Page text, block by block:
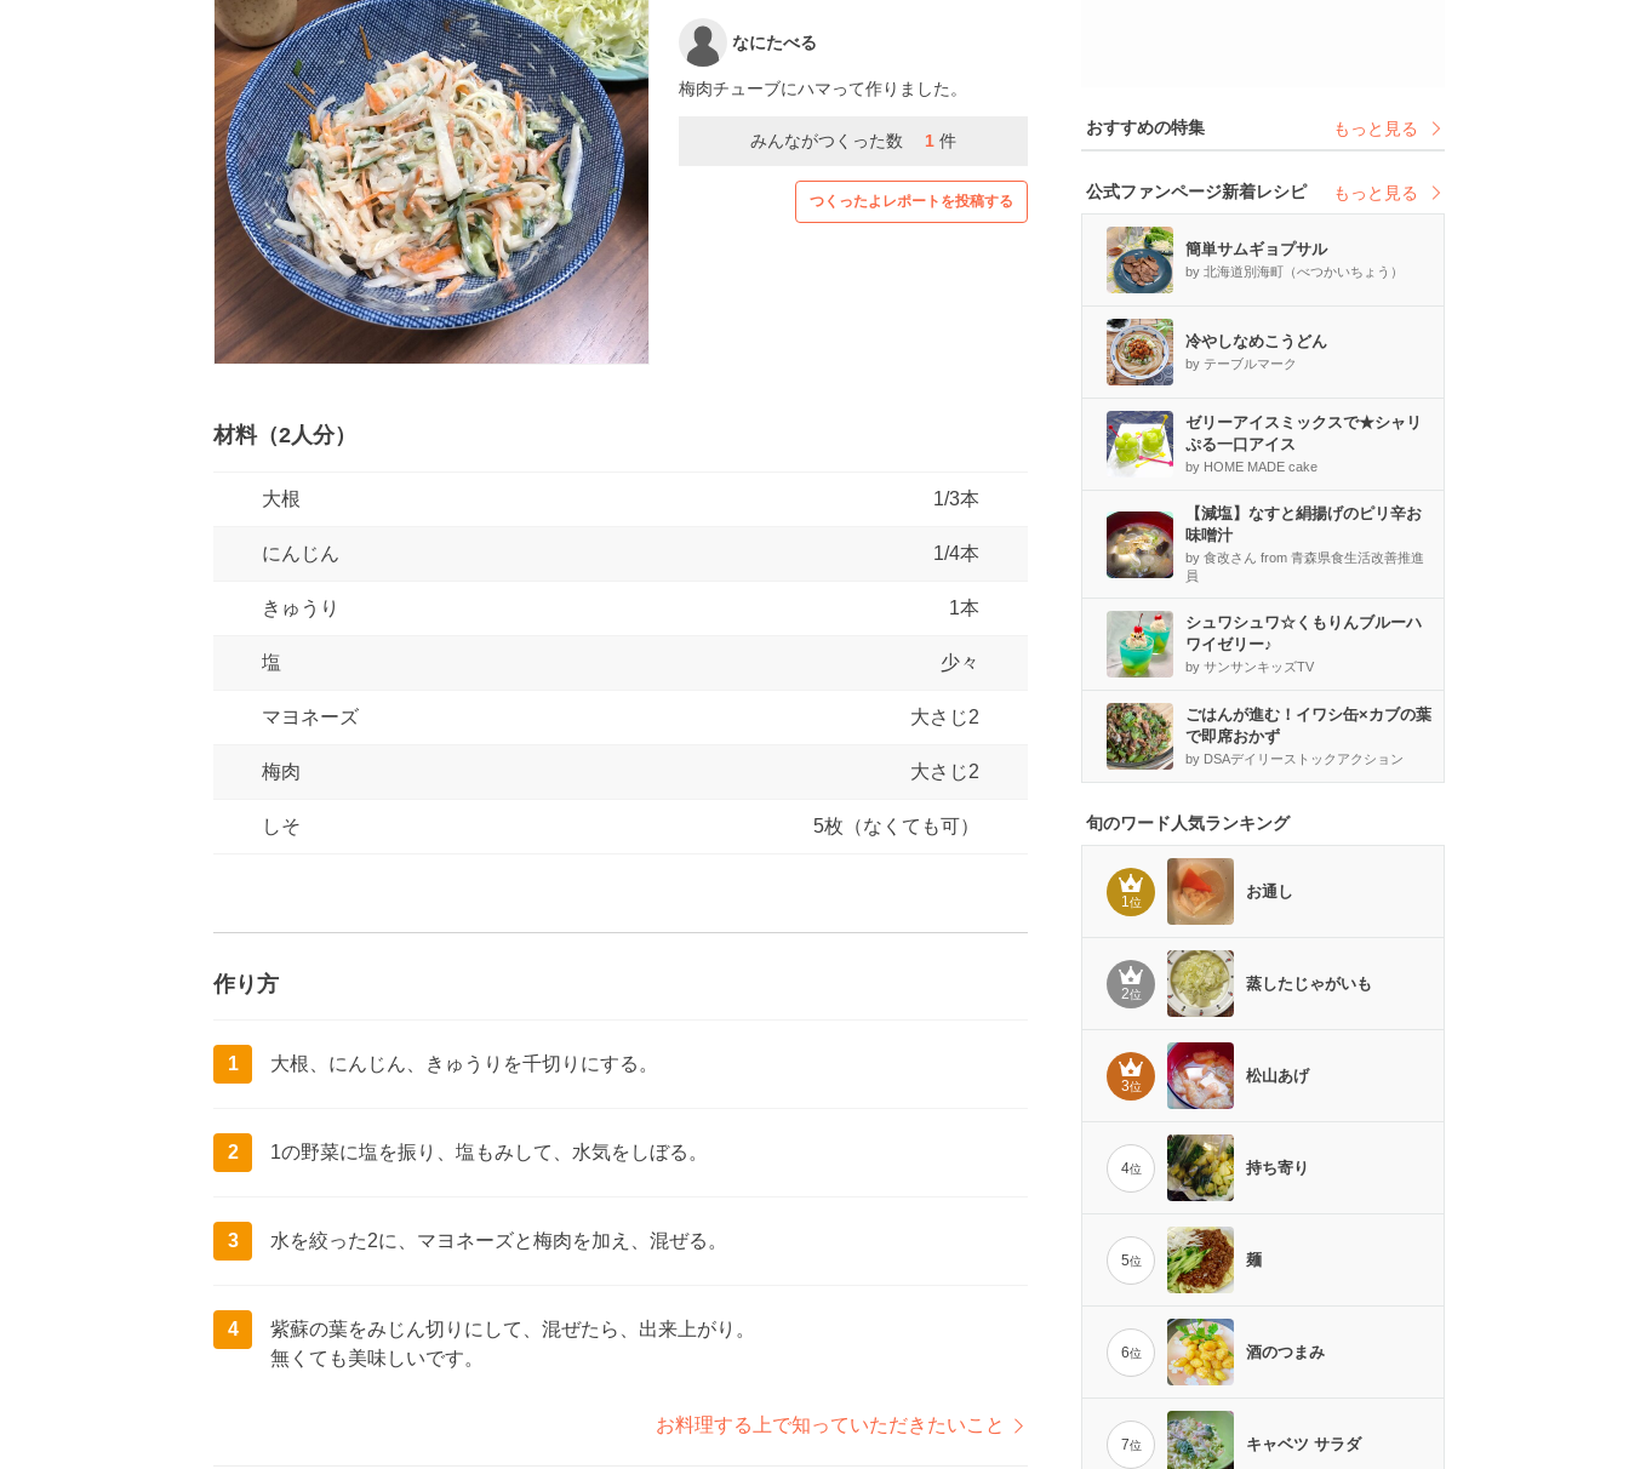
なにたべる
梅肉チューブにハマって作りました。
みんながつくった数 1 件
つくったよレポートを投稿する
材料（2人分）
大根 1/3本
にんじん 1/4本
きゅうり 1本
塩 少々
マヨネーズ 大さじ2
梅肉 大さじ2
しそ 5枚（なくても可）
作り方
1 大根、にんじん、きゅうりを千切りにする。
2 1の野菜に塩を振り、塩もみして、水気をしぼる。
3 水を絞った2に、マヨネーズと梅肉を加え、混ぜる。
4
紫蘇の葉をみじん切りにして、混ぜたら、出来上がり。
無くても美味しいです。
お料理する上で知っていただきたいこと
おすすめの特集 もっと見る
公式ファンページ新着レシピ もっと見る
簡単サムギョプサル
by 北海道別海町（べつかいちょう）
冷やしなめこうどん
by テーブルマーク
ゼリーアイスミックスで★シャリ
ぷる一口アイス
by HOME MADE cake
【減塩】なすと絹揚げのピリ辛お
味噌汁
by 食改さん from 青森県食生活改善推進
員
シュワシュワ☆くもりんブルーハ
ワイゼリー♪
by サンサンキッズTV
ごはんが進む！イワシ缶×カブの葉
で即席おかず
by DSAデイリーストックアクション
旬のワード人気ランキング
1位
お通し
2位
蒸したじゃがいも
3位
松山あげ
4位 持ち寄り
5位 麺
6位 酒のつまみ
7位 キャベツ サラダ